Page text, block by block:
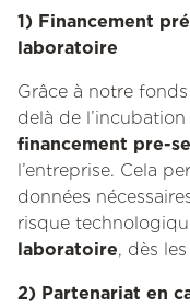
1) Financement
laboratoire
Grâce à notre
delà de
financement pre-
l’entreprise. Cela
données
risque
laboratoire, dès
2) Partenariat en